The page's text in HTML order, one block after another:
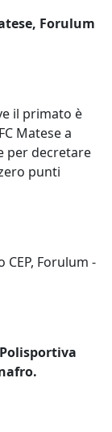
Forulum
il primato è
Matese a
per decretare
punti
CEP, Forulum -